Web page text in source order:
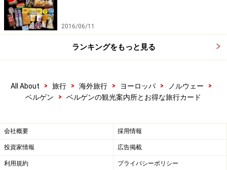
ベルゲン・カードに関する詳細は、観光案内所の公式HP
にて（英語）
「Bergen Card」
北欧デザインの建築にも注目 Photo:Asaki Abumi
住所：Strandkaien 3
TEL：+47 55 55 20 00+47 55 55 20 00
問い合わせメール：info@visitBergen.com
営業時間：6～8月8:30～22:00、5・9月9:00～20:00、10
2016/06/11
ランキングをもっと見る
All About > 旅行 > 海外旅行 > ヨーロッパ > ノルウェー
>
ベルゲン
> ベルゲンの観光案内所とお得な旅行カード
会社概要 採用情報
投資家情報 広告掲載
利用規約 プライバシーポリシー